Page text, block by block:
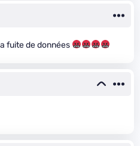
fuite de données